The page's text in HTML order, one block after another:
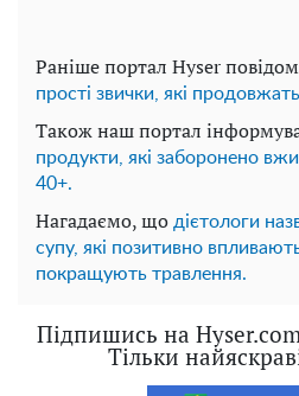
Раніше портал Hyser
прості звички, які
Також наш портал
продукти, які заборонено
40+.
Нагадаємо, що дієтологи
супу, які позитивно
покращують травлення.
Підпишись на
Тільки